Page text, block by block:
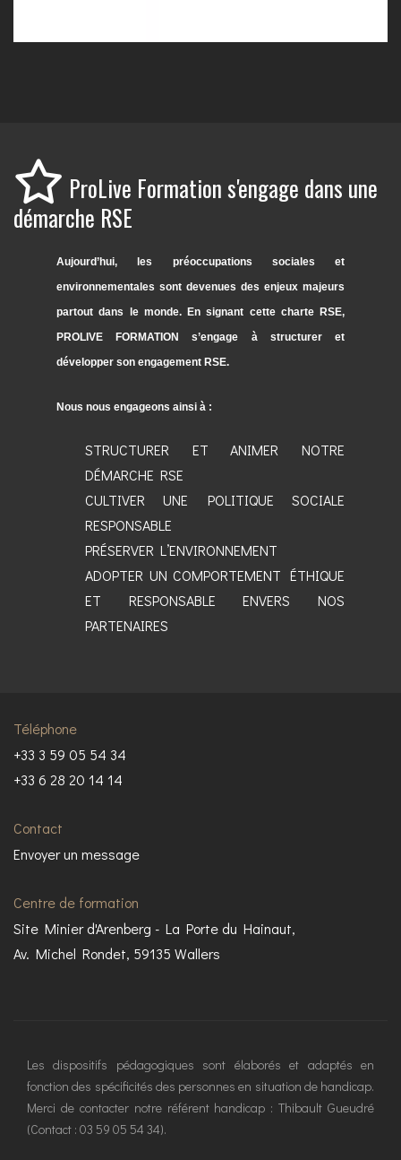
ProLive Formation s'engage dans une
démarche RSE
Aujourd’hui, les préoccupations sociales et
environnementales sont devenues des enjeux majeurs
partout dans le monde. En signant cette charte RSE,
PROLIVE FORMATION s’engage à structurer et
développer son engagement RSE.
Nous nous engageons ainsi à :
STRUCTURER ET ANIMER NOTRE
DÉMARCHE RSE
CULTIVER UNE POLITIQUE SOCIALE
RESPONSABLE
PRÉSERVER L’ENVIRONNEMENT
ADOPTER UN COMPORTEMENT ÉTHIQUE
ET RESPONSABLE ENVERS NOS
PARTENAIRES
Téléphone
+33 3 59 05 54 34
+33 6 28 20 14 14
Contact
Envoyer un message
Centre de formation
Site Minier d'Arenberg - La Porte du Hainaut,
Av. Michel Rondet, 59135 Wallers
Les dispositifs pédagogiques sont élaborés et adaptés en
fonction des spécificités des personnes en situation de handicap.
Merci de contacter notre référent handicap : Thibault Gueudré
(Contact : 03 59 05 54 34).